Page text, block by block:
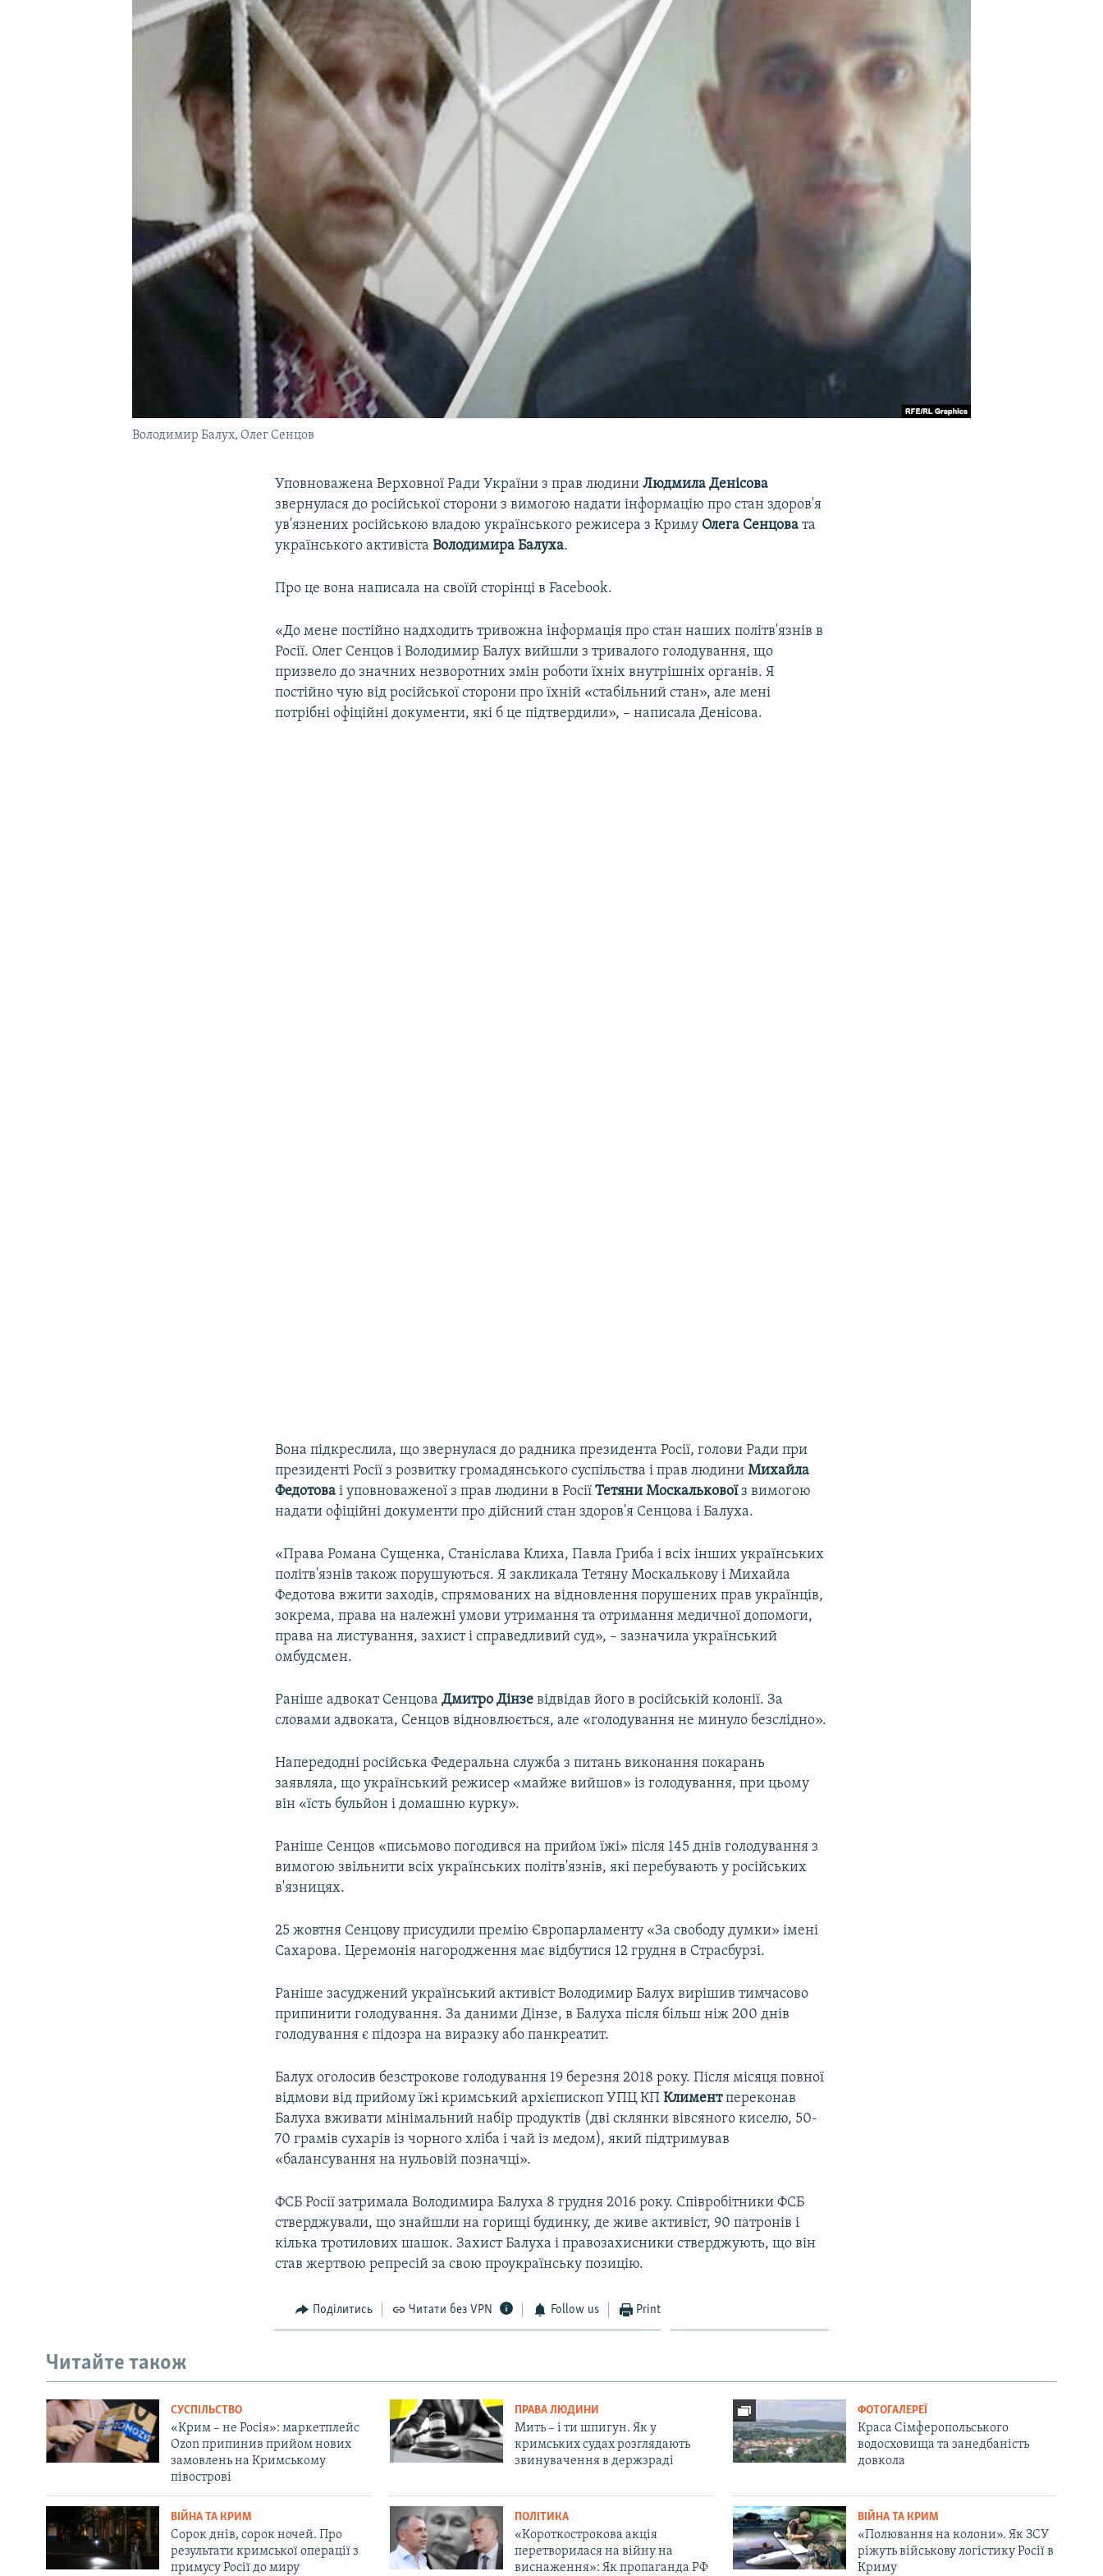
Володимир Балух, Олег Сенцов
Уповноважена Верховної Ради України з прав людиниЛюдмила Денісова
звернулася до російської сторони з вимогою надати інформацію про стан здоров'я
ув'язнених російською владою українського режисера з Криму Олега Сенцова та
українського активістаВолодимира Балуха.
Про це вона написала на своїй сторінці в Facebook.
«До мене постійно надходить тривожна інформація про стан наших політв'язнів в
Росії. Олег Сенцов і Володимир Балух вийшли з тривалого голодування, що
призвело до значних незворотних змін роботи їхніх внутрішніх органів. Я
постійно чую від російської сторони про їхній «стабільний стан», але мені
потрібні офіційні документи, які б це підтвердили», – написала Денісова.
Вона підкреслила, що звернулася до радника президента Росії, голови Ради при
президенті Росії з розвитку громадянського суспільства і прав людиниМихайла
Федотова і уповноваженої з прав людини в РосіїТетяни Москальковоїз вимогою
надати офіційні документи про дійсний стан здоров'я Сенцова і Балуха.
«Права Романа Сущенка, Станіслава Клиха, Павла Гриба і всіх інших українських
політв'язнів також порушуються. Я закликала Тетяну Москалькову і Михайла
Федотова вжити заходів, спрямованих на відновлення порушених прав українців,
зокрема, права на належні умови утримання та отримання медичної допомоги,
права на листування, захист і справедливий суд», – зазначила український
омбудсмен.
Раніше адвокат СенцоваДмитро Дінзе відвідав його в російській колонії. За
словами адвоката, Сенцов відновлюється, але «голодування не минуло безслідно».
Напередодні російська Федеральна служба з питань виконання покарань
заявляла, що український режисер «майже вийшов» із голодування, при цьому
він «їсть бульйон і домашню курку».
Раніше Сенцов «письмово погодився на прийом їжі» після 145 днів голодування з
вимогою звільнити всіх українських політв'язнів, які перебувають у російських
в'язницях.
25 жовтня Сенцову присудили премію Європарламенту «За свободу думки» імені
Сахарова. Церемонія нагородження має відбутися 12 грудня в Страсбурзі.
Раніше засуджений український активіст Володимир Балух вирішив тимчасово
припинити голодування. За даними Дінзе, в Балуха після більш ніж 200 днів
голодування є підозра на виразку або панкреатит.
Балух оголосив безстрокове голодування 19 березня 2018 року. Після місяця повної
відмови від прийому їжі кримський архієпископ УПЦ КПКлиментпереконав
Балуха вживати мінімальний набір продуктів (дві склянки вівсяного киселю, 50-
70 грамів сухарів із чорного хліба і чай із медом), який підтримував
«балансування на нульовій позначці».
ФСБ Росії затримала Володимира Балуха 8 грудня 2016 року. Співробітники ФСБ
стверджували, що знайшли на горищі будинку, де живе активіст, 90 патронів і
кілька тротилових шашок. Захист Балуха і правозахисники стверджують, що він
став жертвою репресій за свою проукраїнську позицію.
Поділитись Читати без VPN Follow us Print
Читайте також
СУСПІЛЬСТВО
«Крим – не Росія»: маркетплейс
Ozon припинив прийом нових
замовлень на Кримському
півострові
ПРАВА ЛЮДИНИ
Мить – і ти шпигун. Як у
кримських судах розглядають
звинувачення в держзраді
ФОТОГАЛЕРЕЇ
Краса Сімферопольського
водосховища та занедбаність
довкола
ВІЙНА ТА КРИМ
Сорок днів, сорок ночей. Про
результати кримської операції з
примусу Росії до миру
ПОЛІТИКА
«Короткострокова акція
перетворилася на війну на
виснаження»: Як пропаганда РФ
ВІЙНА ТА КРИМ
«Полювання на колони». Як ЗСУ
ріжуть військову логістику Росії в
Криму